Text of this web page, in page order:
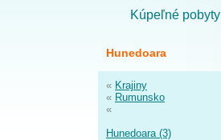
Kúpeľné pobyty
Hunedoara
« Krajiny
« Rumunsko
«
Hunedoara (3)